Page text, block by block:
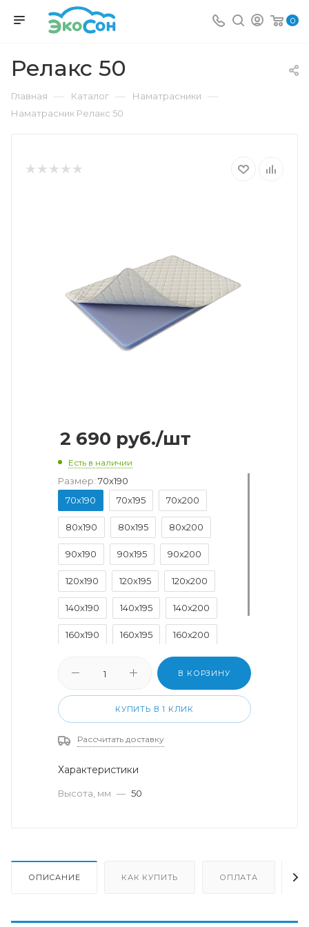
0
Релакс 50
Главная — Каталог — Наматрасники —
Наматрасник Релакс 50
2 690 руб./шт
Есть в наличии
Размер: 70x190
70x190
70x195 70x200
80x190 80x195 80x200
90x190 90x195 90x200
120x190 120x195 120x200
140x190 140x195 140x200
160x190 160x195 160x200
200x200
В КОРЗИНУ
КУПИТЬ В 1 КЛИК
Рассчитать доставку
Характеристики
Высота, мм — 50
ОПИСАНИЕ КАК КУПИТЬ ОПЛАТА